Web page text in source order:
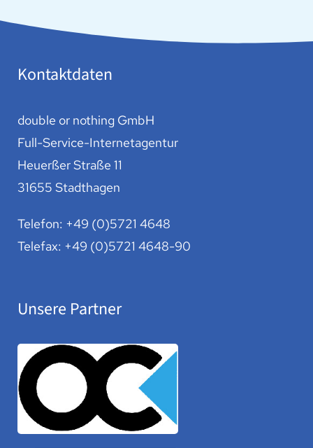
Kontaktdaten
double or nothing GmbH
Full-Service-Internetagentur
Heuerßer Straße 11
31655 Stadthagen
Telefon: +49 (0)5721 4648
Telefax: +49 (0)5721 4648-90
Unsere Partner